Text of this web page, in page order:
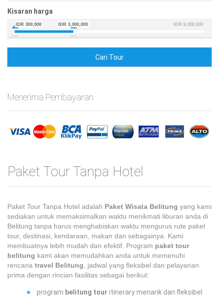
Kisaran harga
IDR 9,000,000
IDR 300,000 IDR 3,000,000
Cari Tour
Menerima Pembayaran
Paket Tour Tanpa Hotel
Paket Tour Tanpa Hotel adalah Paket Wisata Belitung yang kami
sediakan untuk memaksimalkan waktu menikmati liburan anda di
Belitung tanpa harus menghabiskan waktu mengurus rute paket
tour, destinasi, kendaraan, makan dan sebagainya. Kami
membuatnya lebih mudah dan efektif. Program paket tour
belitung kami akan memudahkan anda untuk memenuhi
rencana travel Belitung , jadwal yang fleksibel dan pelayanan
prima dengan rincian fasilitas sebagai berikut:
program belitung tour itinerary menarik dan fleksibel